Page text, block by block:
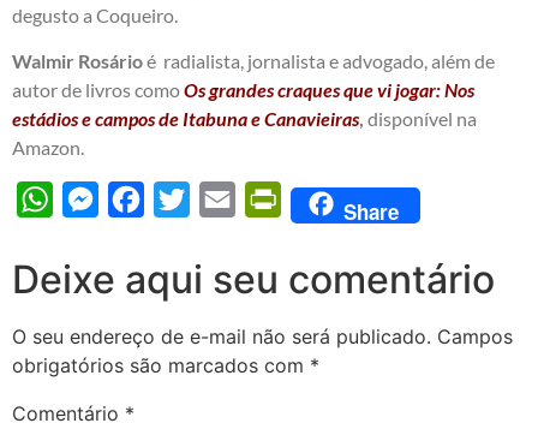
degusto a Coqueiro.
Walmir Rosárioé radialista, jornalista e advogado, além de
autor de livros comoOs grandes craques que vi jogar: Nos
estádios e campos de Itabuna e Canavieiras, disponível na
Amazon.
WhatsAppMessengerFacebook
Twitter Email PrintFriendly
Share
Deixe aqui seu comentário
O seu endereço de e-mail não será publicado. Campos
obrigatórios são marcados com *
Comentário *